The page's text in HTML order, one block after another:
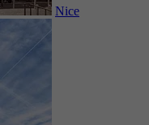
Nice